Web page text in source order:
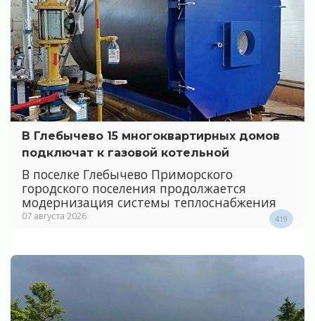
В Глебычево 15 многоквартирных домов
подключат к газовой котельной
В поселке Глебычево Приморского
городского поселения продолжается
модернизация системы теплоснабжения
07 августа 2026 419